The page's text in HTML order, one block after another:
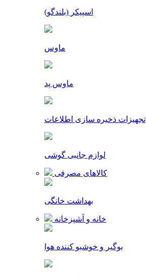
اسپیکر (بلندگو)
ماوس
ماوس پد
تجهیزات ذخیره سازی اطلاعات
لوازم جانبی گوشی
کالاهای مصرفی
بهداشت خانگی
خانه و آشپزخانه
بوگیر و خوشبو کننده هوا